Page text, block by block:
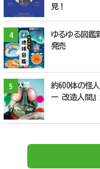
見！
4
ゆるゆる図鑑
発売
5
約600体の怪
ー 改造人間』